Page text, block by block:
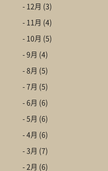
- 12月 (3)
- 11月 (4)
- 10月 (5)
- 9月 (4)
- 8月 (5)
- 7月 (5)
- 6月 (6)
- 5月 (6)
- 4月 (6)
- 3月 (7)
- 2月 (6)